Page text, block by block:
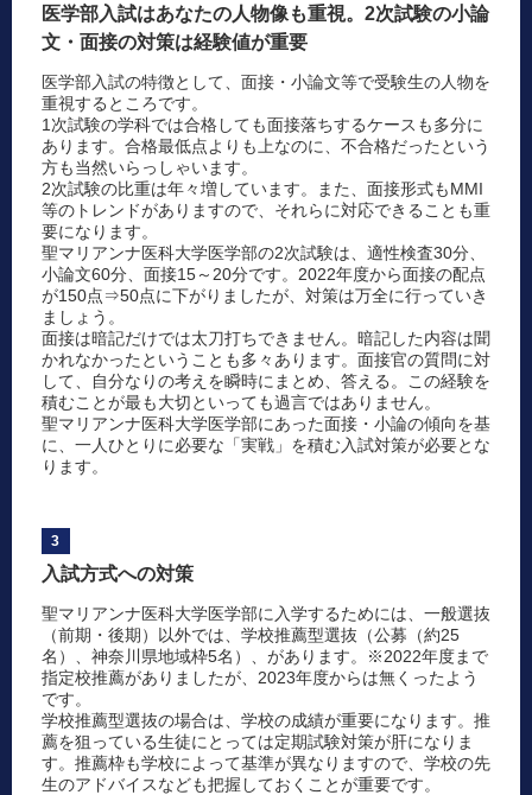
医学部入試はあなたの人物像も重視。2次試験の小論
文・面接の対策は経験値が重要
医学部入試の特徴として、面接・小論文等で受験生の人物を
重視するところです。
1次試験の学科では合格しても面接落ちするケースも多分に
あります。合格最低点よりも上なのに、不合格だったという
方も当然いらっしゃいます。
2次試験の比重は年々増しています。また、面接形式もMMI
等のトレンドがありますので、それらに対応できることも重
要になります。
聖マリアンナ医科大学医学部の2次試験は、適性検査30分、
小論文60分、面接15～20分です。2022年度から面接の配点
が150点⇒50点に下がりましたが、対策は万全に行っていき
ましょう。
面接は暗記だけでは太刀打ちできません。暗記した内容は聞
かれなかったということも多々あります。面接官の質問に対
して、自分なりの考えを瞬時にまとめ、答える。この経験を
積むことが最も大切といっても過言ではありません。
聖マリアンナ医科大学医学部にあった面接・小論の傾向を基
に、一人ひとりに必要な「実戦」を積む入試対策が必要とな
ります。
3
入試方式への対策
聖マリアンナ医科大学医学部に入学するためには、一般選抜
（前期・後期）以外では、学校推薦型選抜（公募（約25
名）、神奈川県地域枠5名）、があります。※2022年度まで
指定校推薦がありましたが、2023年度からは無くったよう
です。
学校推薦型選抜の場合は、学校の成績が重要になります。推
薦を狙っている生徒にとっては定期試験対策が肝になりま
す。推薦枠も学校によって基準が異なりますので、学校の先
生のアドバイスなども把握しておくことが重要です。